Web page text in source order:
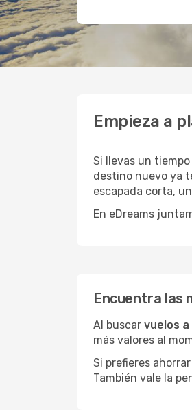
Empieza a
Si llevas un
destino nuevo ya
escapada corta,
En eDreams
Encuentra las
Al buscar vuelos a
más valores al
Si prefieres
También vale la